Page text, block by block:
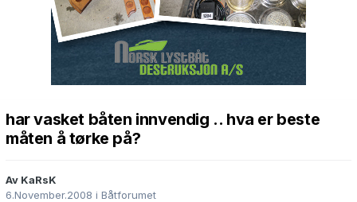
har vasket båten innvendig .. hva er beste
måten å tørke på?
Av KaRsK
6.November.2008 i Båtforumet